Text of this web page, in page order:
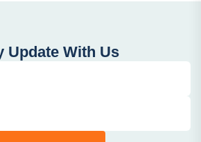
Update With Us